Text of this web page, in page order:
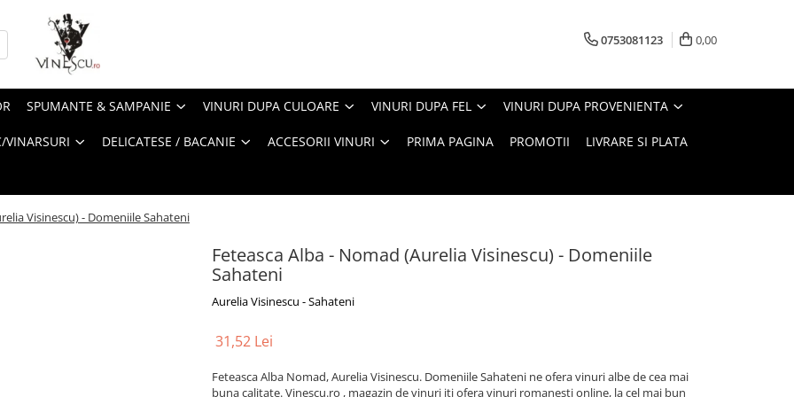
0753081123 0,00
SPUMANTE & SAMPANIE VINURI DUPA CULOARE VINURI DUPA FEL VINURI DUPA PROVENIENTA
DELICATESE / BACANIE ACCESORII VINURI PRIMA PAGINA PROMOTII LIVRARE SI PLATA
Visinescu) - Domeniile Sahateni
Feteasca Alba - Nomad (Aurelia Visinescu) - Domeniile
Sahateni
Aurelia Visinescu - Sahateni
31,52 Lei
Feteasca Alba Nomad, Aurelia Visinescu. Domeniile Sahateni ne ofera vinuri albe de cea mai
buna calitate. Vinescu.ro , magazin de vinuri iti ofera vinuri romanesti online, la cel mai bun